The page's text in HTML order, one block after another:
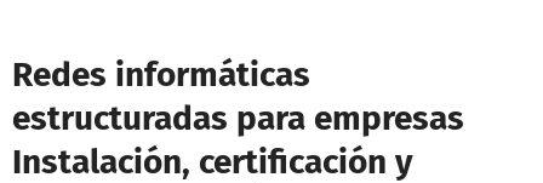
Redes informáticas
estructuradas para empresas
Instalación, certificación y